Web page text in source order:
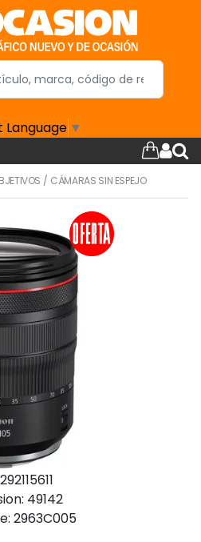
Language ▼
/ CÁMARAS SIN ESPEJO
49142
2963C005